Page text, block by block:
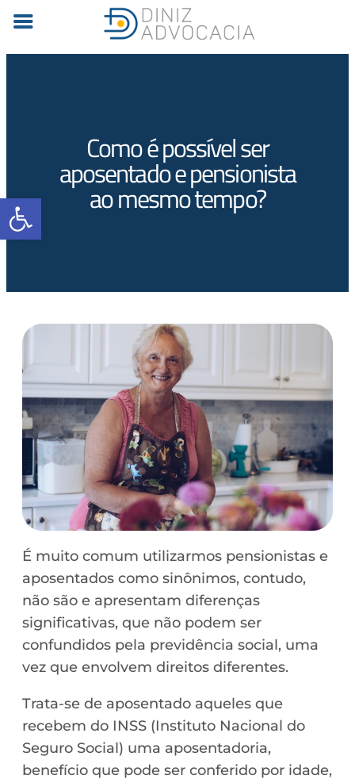
Barra de Ferramentas Aberta
Como é possível ser
aposentado e pensionista
ao mesmo tempo?
É muito comum utilizarmos pensionistas e
aposentados como sinônimos, contudo,
não são e apresentam diferenças
significativas, que não podem ser
confundidos pela previdência social, uma
vez que envolvem direitos diferentes.
Trata-se de aposentado aqueles que
recebem do INSS (Instituto Nacional do
Seguro Social) uma aposentadoria,
benefício que pode ser conferido por idade,